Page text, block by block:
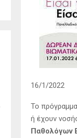
16/1/2022
Το
ή έχουν
Παθολόγων